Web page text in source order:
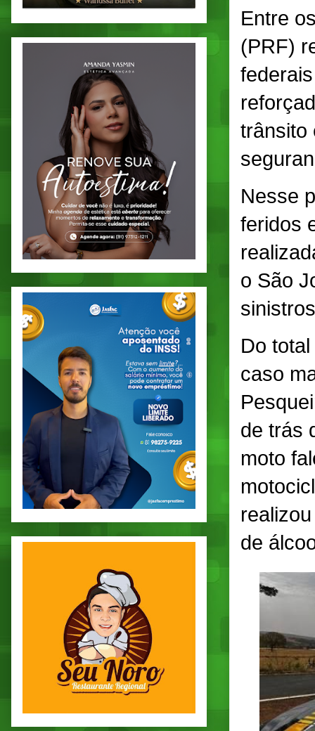
Entre
(PRF)
trânsito
Nesse
feridos
o São
Do
caso
de trás
moto
de